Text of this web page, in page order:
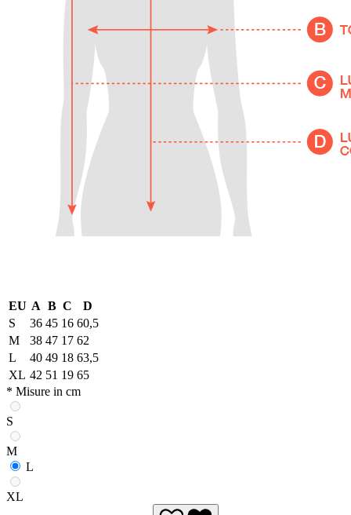
EU A B C
D
S
36 45 16 60,5
M
38 47 17 62
L
40 49 18 63,5
XL 42 51 19 65
* Misure in cm
S
M
L
XL